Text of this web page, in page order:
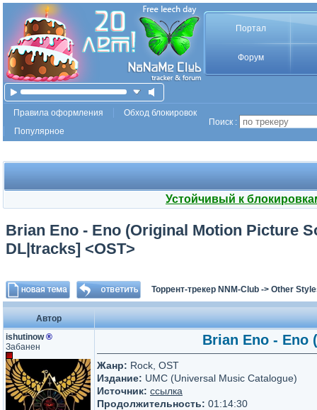
Портал
Форум
Правила оформления
Обход блокировок
Популярное
Поиск :
Устойчивый к
Brian Eno - Eno (Original Motion Picture
DL|tracks] <OST>
Торрент-трекер NNM-Club -> Other
Автор
ishutinow®
Забанен
Brian Eno - Eno
Жанр: Rock, OST
Издание: UMC (Universal Music Catalogue)
Источник: ссылка
Продолжительность: 01:14:30